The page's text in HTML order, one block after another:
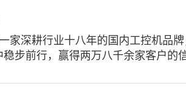
家深耕行业十八年的国内工控机品
步前行，赢得两万八千余家客户的